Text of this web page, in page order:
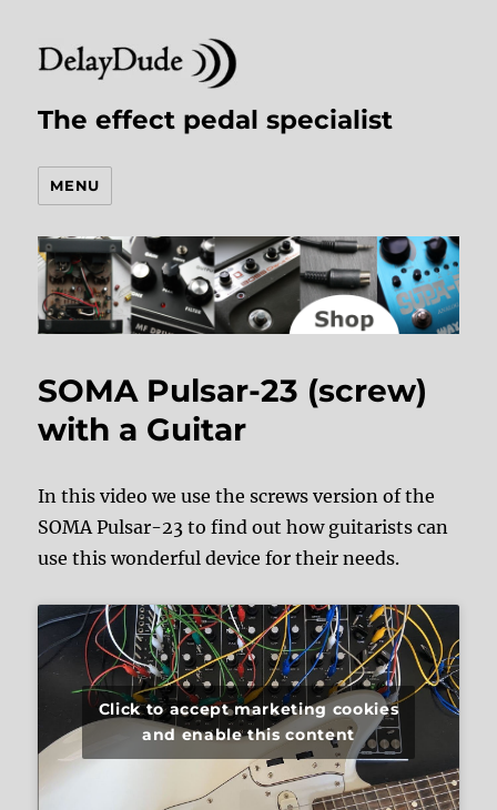
The effect pedal specialist
MENU
SOMA Pulsar-23 (screw)
with a Guitar
In this video we use the screws version of the
SOMA Pulsar-23 to find out how guitarists can
use this wonderful device for their needs.
Click to accept marketing cookies
and enable this content